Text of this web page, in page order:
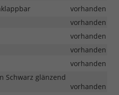
vorhanden
vorhanden
vorhanden
vorhanden
vorhanden
Schwarz glänzend
vorhanden